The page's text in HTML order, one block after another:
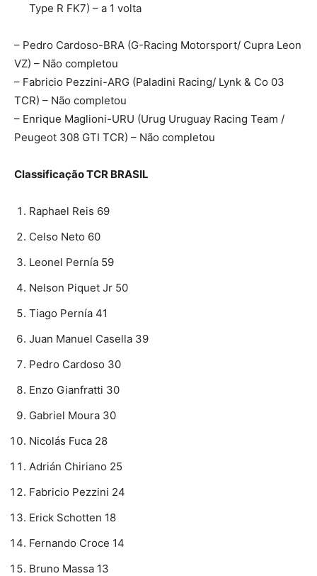
Type R FK7) – a 1 volta
– Pedro Cardoso-BRA (G-Racing Motorsport/ Cupra Leon
VZ) – Não completou
– Fabricio Pezzini-ARG (Paladini Racing/ Lynk & Co 03
TCR) – Não completou
– Enrique Maglioni-URU (Urug Uruguay Racing Team /
Peugeot 308 GTI TCR) – Não completou
Classificação TCR BRASIL
Raphael Reis 69
Celso Neto 60
Leonel Pernía 59
Nelson Piquet Jr 50
Tiago Pernía 41
Juan Manuel Casella 39
Pedro Cardoso 30
Enzo Gianfratti 30
Gabriel Moura 30
Nicolás Fuca 28
Adrián Chiriano 25
Fabricio Pezzini 24
Erick Schotten 18
Fernando Croce 14
Bruno Massa 13